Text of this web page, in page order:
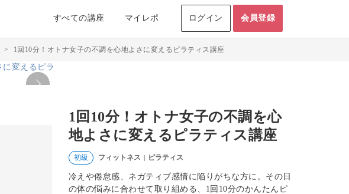
すべての講座 マイレポ ログイン 会員登録
> 1回10分！オトナ女子の不調を心地よさに変えるピラティス講座
1回10分！オトナ女子の不調を心
地よさに変えるピラティス講座
初級 フィットネス | ピラティス
冷えや倦怠感、ネガティブ感情に陥りがちな方に。その日
の体の悩みに合わせて取り組める、1回10分のかんたんピ